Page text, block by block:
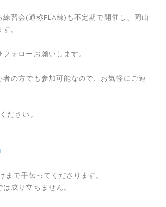
習会(通称FLA練)も不定期で開催し、岡山
。
ォローお願いします。
の方でも参加可能なので、お気軽にご連
ださい。
で手伝ってくださります。
成り立ちません。